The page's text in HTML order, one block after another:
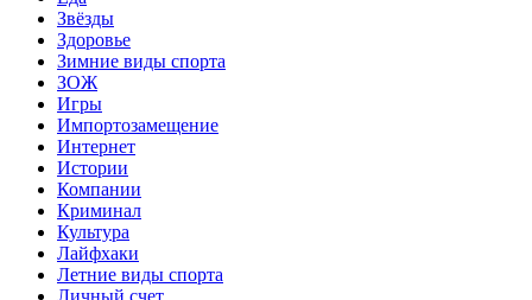
Звёзды
Здоровье
Зимние виды спорта
ЗОЖ
Игры
Импортозамещение
Интернет
Истории
Компании
Криминал
Культура
Лайфхаки
Летние виды спорта
Личный счет